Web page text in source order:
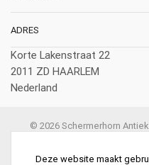
ADRES
Korte Lakenstraat 22
2011 ZD HAARLEM
Nederland
© 2026 Schermerhorn
Deze website maakt